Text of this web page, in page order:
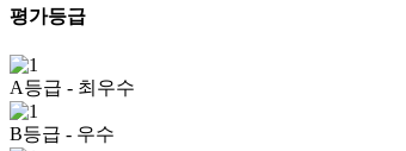
평가등급
A등급 - 최우수
B등급 - 우수